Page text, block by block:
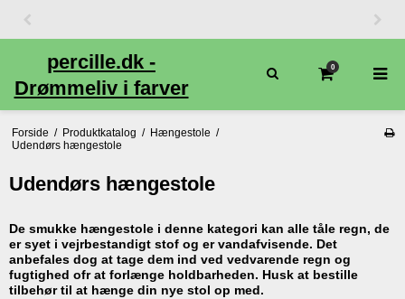
percille.dk -
Drømmeliv i farver
0
Forside / Produktkatalog / Hængestole /
Udendørs hængestole
Udendørs hængestole
De smukke hængestole i denne kategori kan alle tåle regn, de
er syet i vejrbestandigt stof og er vandafvisende. Det
anbefales dog at tage dem ind ved vedvarende regn og
fugtighed ofr at forlænge holdbarheden. Husk at bestille
tilbehør til at hænge din nye stol op med.